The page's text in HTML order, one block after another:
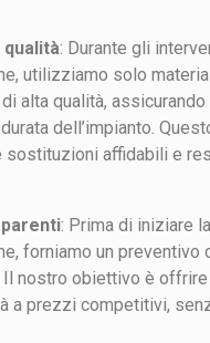
: Durante gli
utilizziamo solo
alta qualità,
dell’impianto.
sostituzioni affidabili e
: Prima di iniziare la
forniamo un preventivo
Il nostro obiettivo è
a prezzi competitivi,